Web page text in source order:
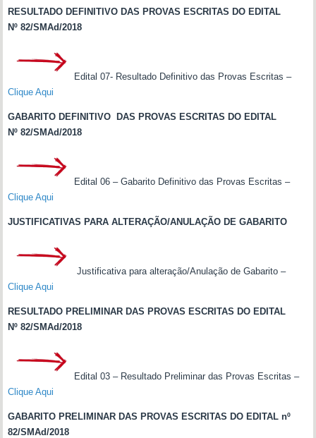
RESULTADO DEFINITIVO DAS PROVAS ESCRITAS DO EDITAL
Nº 82/SMAd/2018
Edital 07- Resultado Definitivo das Provas Escritas –
Clique Aqui
GABARITO DEFINITIVO DAS PROVAS ESCRITAS DO EDITAL
Nº 82/SMAd/2018
Edital 06 – Gabarito Definitivo das Provas Escritas –
Clique Aqui
JUSTIFICATIVAS PARA ALTERAÇÃO/ANULAÇÃO DE GABARITO
Justificativa para alteração/Anulação de Gabarito –
Clique Aqui
RESULTADO PRELIMINAR DAS PROVAS ESCRITAS DO EDITAL
Nº 82/SMAd/2018
Edital 03 – Resultado Preliminar das Provas Escritas –
Clique Aqui
GABARITO PRELIMINAR DAS PROVAS ESCRITAS DO EDITAL nº
82/SMAd/2018